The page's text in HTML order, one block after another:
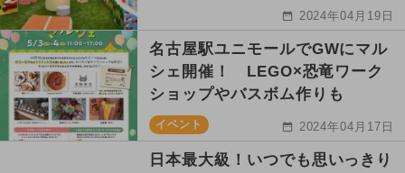
2024年04月19日
名古屋駅ユニモールでGWにマル
シェ開催！ LEGO×恐竜ワーク
ショップやバスボム作りも
イベント 2024年04月17日
日本最大級！いつでも思いっきり